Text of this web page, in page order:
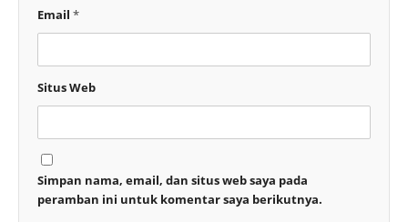
Email *
Situs Web
Simpan nama, email, dan situs web saya pada
peramban ini untuk komentar saya berikutnya.